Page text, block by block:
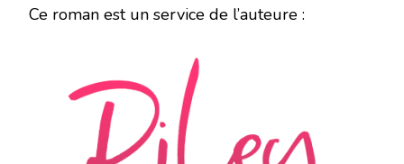
Ce roman est un service de l’auteure :